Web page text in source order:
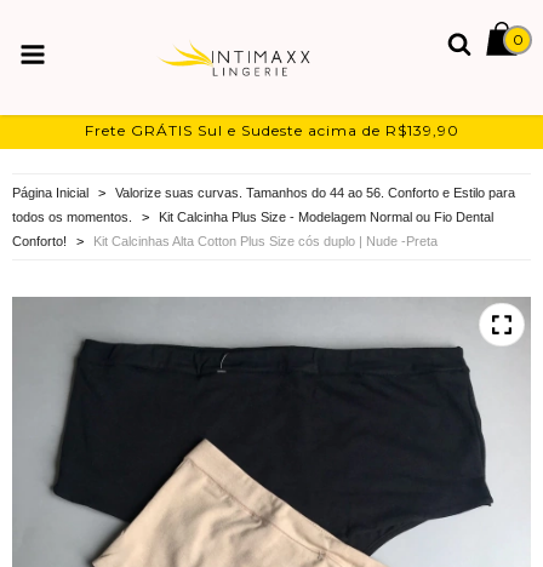
0
Frete GRÁTIS Sul e Sudeste acima de R$139,90
Página Inicial >
Valorize suas curvas. Tamanhos do 44 ao 56. Conforto e Estilo para
todos os momentos.
>
Kit Calcinha Plus Size - Modelagem Normal ou Fio Dental
Conforto!
> Kit Calcinhas Alta Cotton Plus Size cós duplo | Nude -Preta